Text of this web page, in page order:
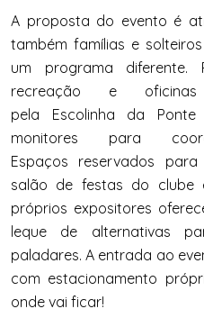
A proposta do evento é
também famílias e
um programa diferente.
recreação e oficinas
pela Escolinha da Ponte
monitores para
Espaços reservados
salão de festas do clube
próprios expositores
leque de alternativas
paladares. A entrada ao
com estacionamento
onde vai ficar!